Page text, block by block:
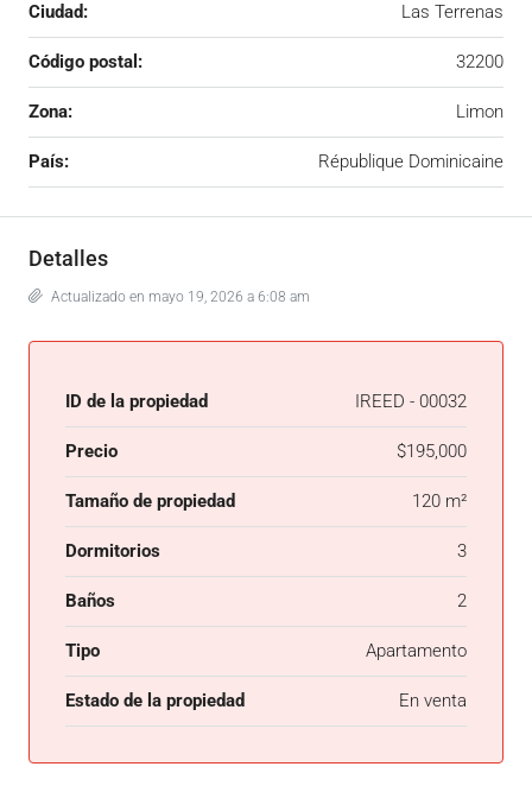
Ciudad: Las Terrenas
Código postal: 32200
Zona: Limon
País: République Dominicaine
Detalles
Actualizado en mayo 19, 2026 a 6:08 am
ID de la propiedad IREED - 00032
Precio $195,000
Tamaño de propiedad 120 m²
Dormitorios 3
Baños 2
Tipo Apartamento
Estado de la propiedad En venta